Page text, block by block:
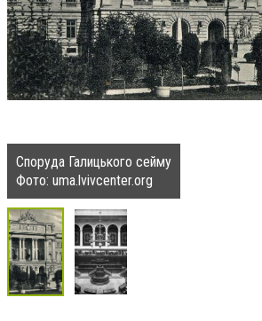
Споруда Галицького сейму
Фото: uma.lvivcenter.org